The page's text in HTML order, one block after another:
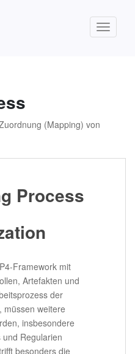
(Mapping) von
Process
Framework mit
Artefakten und
der
müssen weitere
insbesondere
Regularien
besonders die